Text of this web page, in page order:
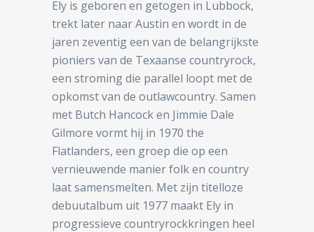
Ely is geboren en getogen in Lubbock,
trekt later naar Austin en wordt in de
jaren zeventig een van de belangrijkste
pioniers van de Texaanse countryrock,
een stroming die parallel loopt met de
opkomst van de outlawcountry. Samen
met Butch Hancock en Jimmie Dale
Gilmore vormt hij in 1970 the
Flatlanders, een groep die op een
vernieuwende manier folk en country
laat samensmelten. Met zijn titelloze
debuutalbum uit 1977 maakt Ely in
progressieve countryrockkringen heel